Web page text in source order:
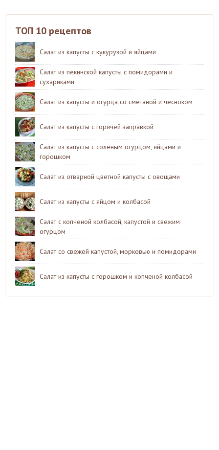
ТОП 10 рецептов
Салат из капусты с кукурузой и яйцами
Салат из пекинской капусты с помидорами и
сухариками
Салат из капусты и огурца со сметаной и чесноком
Салат из капусты с горячей заправкой
Салат из капусты с соленым огурцом, яйцами и
горошком
Салат из отварной цветной капусты с овощами
Салат из капусты с яйцом и колбасой
Салат с копченой колбасой, капустой и свежим
огурцом
Салат со свежей капустой, морковью и помидорами
Салат из капусты с горошком и копченой колбасой